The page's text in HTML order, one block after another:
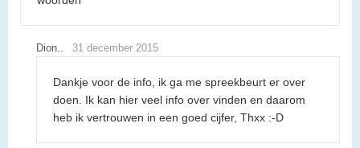
Dion.. 31 december 2015
Dankje voor de info, ik ga me spreekbeurt er over
doen. Ik kan hier veel info over vinden en daarom
heb ik vertrouwen in een goed cijfer, Thxx :-D